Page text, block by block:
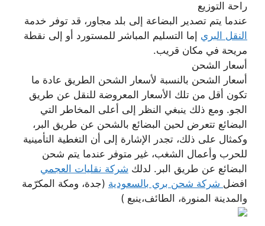
راحة التوزيع
عندما يتم تصدير البضاعة إلى بلد مجاور، قد توفر خدمة
النقل البري إما التسليم المباشر للمستورد أو إلى نقطة
مريحة في مكان قريب.
أسعار الشحن
أسعار الشحن بالنسبة لأسعار الشحن الطريق عادة ما
تكون أقل من تلك الأسعار المعروضة للنقل عن طريق
الجو. ومع ذلك ينبغي النظر إلى أعلى المخاطر التي
البضائع تتعرض لحين البضائع بالشحن عن طريق البر،
وكمثال على ذلك، تجدر الإشارة إلى أن التغطية التأمينية
للحرب وأعمال الشغب، غير متوفر عندما يتم شحن
البضائع عن طريق البر. لدلك شركة نقليات العجمي
افضل شركة شحن بري بالسعودية (جدة، ومكة المكرّمة
والمدينة المنورة، الطائف،ينبع )